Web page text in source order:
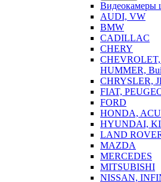
Видеокамеры
AUDI, VW
BMW
CADILLAC
CHERY
HUMMER,
CHRYSLER,
FIAT,
FORD
HONDA,
HYUNDAI,
LAND
MAZDA
MERCEDES
MITSUBISHI
NISSAN,